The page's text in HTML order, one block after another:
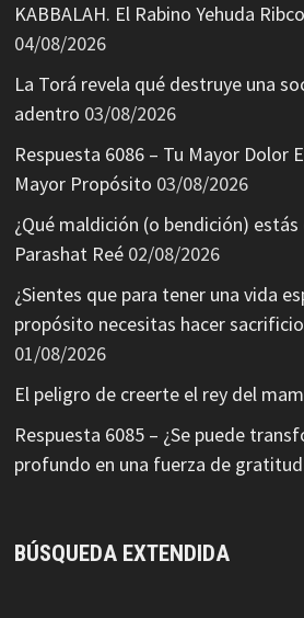
KABBALAH. El Rabino Yehuda
04/08/2026
La Torá revela qué destruye una
adentro 03/08/2026
Respuesta 6086 – Tu Mayor Dolor
Mayor Propósito 03/08/2026
¿Qué maldición (o bendición)
Parashat Reé 02/08/2026
¿Sientes que para tener una vida
propósito necesitas hacer
01/08/2026
El peligro de creerte el rey del
Respuesta 6085 – ¿Se puede
profundo en una fuerza de gratitud
BÚSQUEDA EXTENDIDA